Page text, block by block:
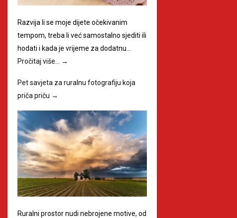
Razvija li se moje dijete očekivanim
tempom, treba li već samostalno sjediti ili
hodati i kada je vrijeme za dodatnu…
Pročitaj više… →
Pet savjeta za ruralnu fotografiju koja
priča priču →
Ruralni prostor nudi nebrojene motive, od